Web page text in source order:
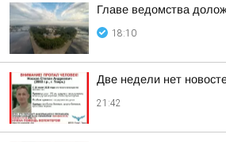
Главе ведомства
18:10
Две недели нет
21:42